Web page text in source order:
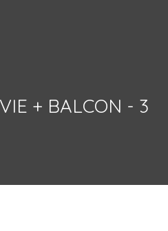
+ BALCON - 3